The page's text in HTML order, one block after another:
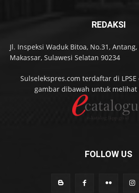
REDAKSI
Jl. Inspeksi Waduk Bitoa, No.31,
Makassar, Sulawesi Selatan 90234
Sulselekspres.com terdaftar di
gambar dibawah untuk melihat
FOLLOW US